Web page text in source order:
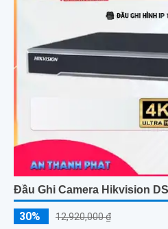
Đầu Ghi Camera Hikvision
30% 12,920,000 ₫